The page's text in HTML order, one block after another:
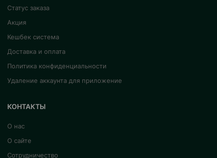
Статус заказа
Акция
Кешбек система
Доставка и оплата
Политика конфиденциальности
Удаление аккаунта для приложение
КОНТАКТЫ
О нас
О сайте
Сотрудничество